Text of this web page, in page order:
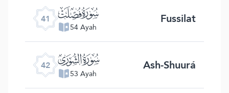
41 ﯖ
54 Ayah Fussilat
42 ﯗ
53 Ayah Ash-Shuurá